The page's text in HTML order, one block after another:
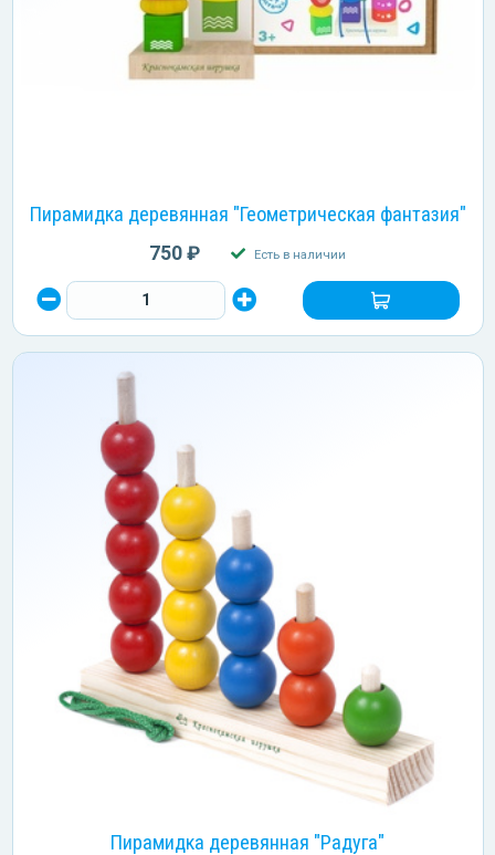
Пирамидка деревянная "Геометрическая фантазия"
750 ₽ Есть в наличии
Пирамидка деревянная "Радуга"